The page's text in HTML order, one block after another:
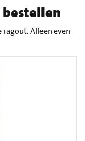
Alleen even